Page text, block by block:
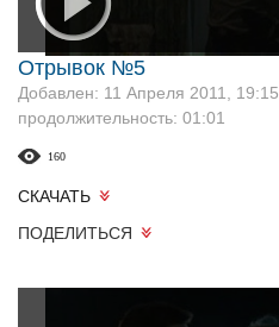
Отрывок №5
Добавлен: 11 Апреля 2011, 19:15
продолжительность: 01:01
160
СКАЧАТЬ
ПОДЕЛИТЬСЯ